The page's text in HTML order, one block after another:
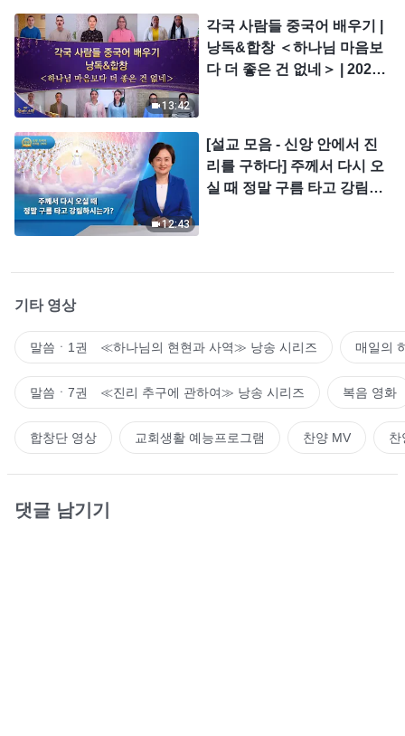
13:42
각국 사람들 중국어 배우기 |
낭독&합창 ＜하나님 마음보
다 더 좋은 건 없네＞ | 2026
12:43
[설교 모음 - 신앙 안에서 진
리를 구하다] 주께서 다시 오
실 때 정말 구름 타고 강림하
기타 영상
말씀ㆍ1권 ≪하나님의 현현과 사역≫ 낭송 시리즈 매일의
말씀ㆍ7권 ≪진리 추구에 관하여≫ 낭송 시리즈 복음 영화
합창단 영상 교회생활 예능프로그램 찬양 MV 찬
댓글 남기기